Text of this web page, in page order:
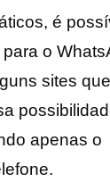
criar
a”: